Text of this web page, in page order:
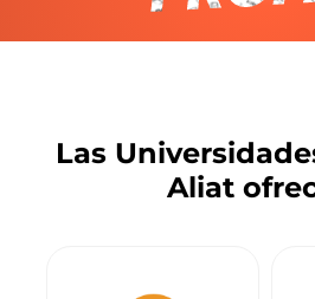
Las
Aliat